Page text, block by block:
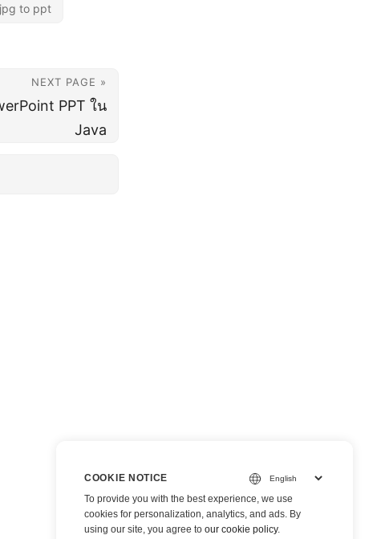
jpg to ppt
NEXT PAGE »
PPT ใน
Java
COOKIE NOTICE
To provide you with the best experience, we use
cookies for personalization, analytics, and ads. By
using our site, you agree to our cookie policy.